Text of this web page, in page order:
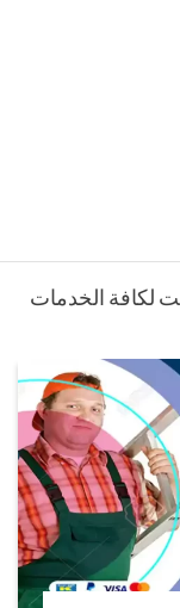
لكافة الخدمات